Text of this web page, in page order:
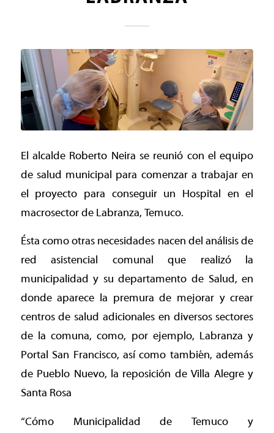
El alcalde Roberto Neira se reunió con el equipo
de salud municipal para comenzar a trabajar en
el proyecto para conseguir un Hospital en el
macrosector de Labranza, Temuco.
Ésta como otras necesidades nacen del análisis de
red asistencial comunal que realizó la
municipalidad y su departamento de Salud, en
donde aparece la premura de mejorar y crear
centros de salud adicionales en diversos sectores
de la comuna, como, por ejemplo, Labranza y
Portal San Francisco, así como también, además
de Pueblo Nuevo, la reposición de Villa Alegre y
Santa Rosa
“Cómo Municipalidad de Temuco y